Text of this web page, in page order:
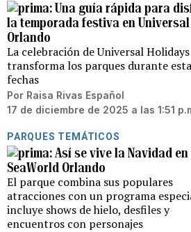
Una guía rápida para
la temporada festiva en Universal
Orlando
La celebración de Universal Holidays
transforma los parques durante
fechas
Por Raisa Rivas Español
17 de diciembre de 2025 a las 1:51
PARQUES TEMÁTICOS
Así se vive la Navidad en
SeaWorld Orlando
El parque combina sus populares
atracciones con un programa
incluye shows de hielo, desfiles y
encuentros con personajes